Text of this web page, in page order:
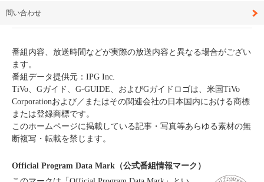
問い合わせ
番組内容、放送時間などが実際の放送内容と異なる場合がござい
ます。
番組データ提供元：IPG Inc.
TiVo、Gガイド、G-GUIDE、およびGガイドロゴは、米国TiVo
Corporationおよび／またはその関連会社の日本国内における商標
または登録商標です。
このホームページに掲載している記事・写真等あらゆる素材の無
断複写・転載を禁じます。
Official Program Data Mark（公式番組情報マーク）